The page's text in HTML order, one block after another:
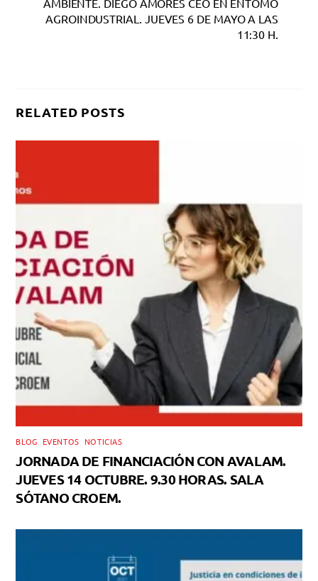
AMBIENTE. DIEGO AMORES CEO EN ENTOMO
AGROINDUSTRIAL. JUEVES 6 DE MAYO A LAS
11:30 H.
RELATED POSTS
BLOG EVENTOS NOTICIAS
JORNADA DE FINANCIACIÓN CON AVALAM.
JUEVES 14 OCTUBRE. 9.30 HORAS. SALA
SÓTANO CROEM.